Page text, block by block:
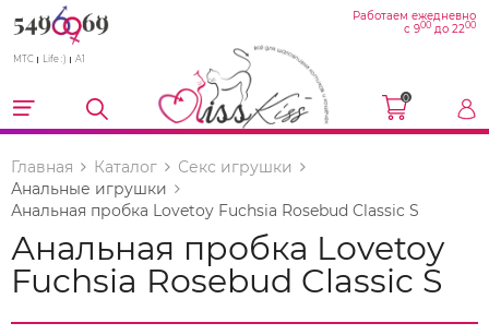
МТС Life :) A1
Работаем ежедневно
с 900 до 2200
0
Главная Каталог
Секс игрушки
Анальные игрушки
Анальная пробка Lovetoy Fuchsia Rosebud Classic S
Анальная пробка Lovetoy
Fuchsia Rosebud Classic S